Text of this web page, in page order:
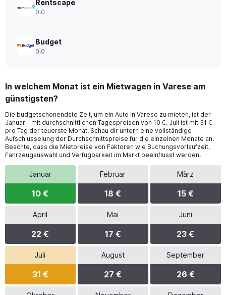
Rentscape
0.0
Budget
0.0
In welchem Monat ist ein Mietwagen in Varese am
günstigsten?
Die budgetschonendste Zeit, um ein Auto in Varese zu mieten, ist der
Januar – mit durchschnittlichen Tagespreisen von 10 €. Juli ist mit 31 €
pro Tag der teuerste Monat. Schau dir untern eine vollständige
Aufschlüsselung der Durchschnittspreise für die einzelnen Monate an.
Beachte, dass die Mietpreise von Faktoren wie Buchungsvorlaufzeit,
Fahrzeugauswahl und Verfügbarkeit im Markt beeinflusst werden.
Januar
10 €
Februar
18 €
März
15 €
April
22 €
Mai
17 €
Juni
23 €
Juli
31 €
August
27 €
September
26 €